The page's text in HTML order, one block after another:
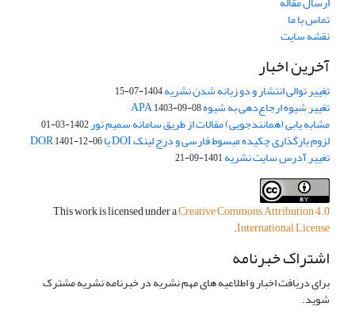
تماس با ما
نقشه سایت
آخرین اخبار
تغییر توالی انتشار و دو زبانه شدن نشریه1404-07-15
تغییر شیوه ارجاع‌دهی به شیوه APA1403-09-08
مشابه یابی (همانندجویی) مقالات از طریق سامانه سمیم نور1402-03-01
لزوم بارگذاری چکیده مبسوط فارسی و درج لینک DOI یا DOR 1401-12-06
تغییر آدرس سایت نشریه1401-09-21
This work is licensed under aCreative Commons Attribution 4.0
International License
.
اشتراک خبرنامه
برای دریافت اخبار و اطلاعیه های مهم نشریه در خبرنامه نشریه مشترک
شوید.